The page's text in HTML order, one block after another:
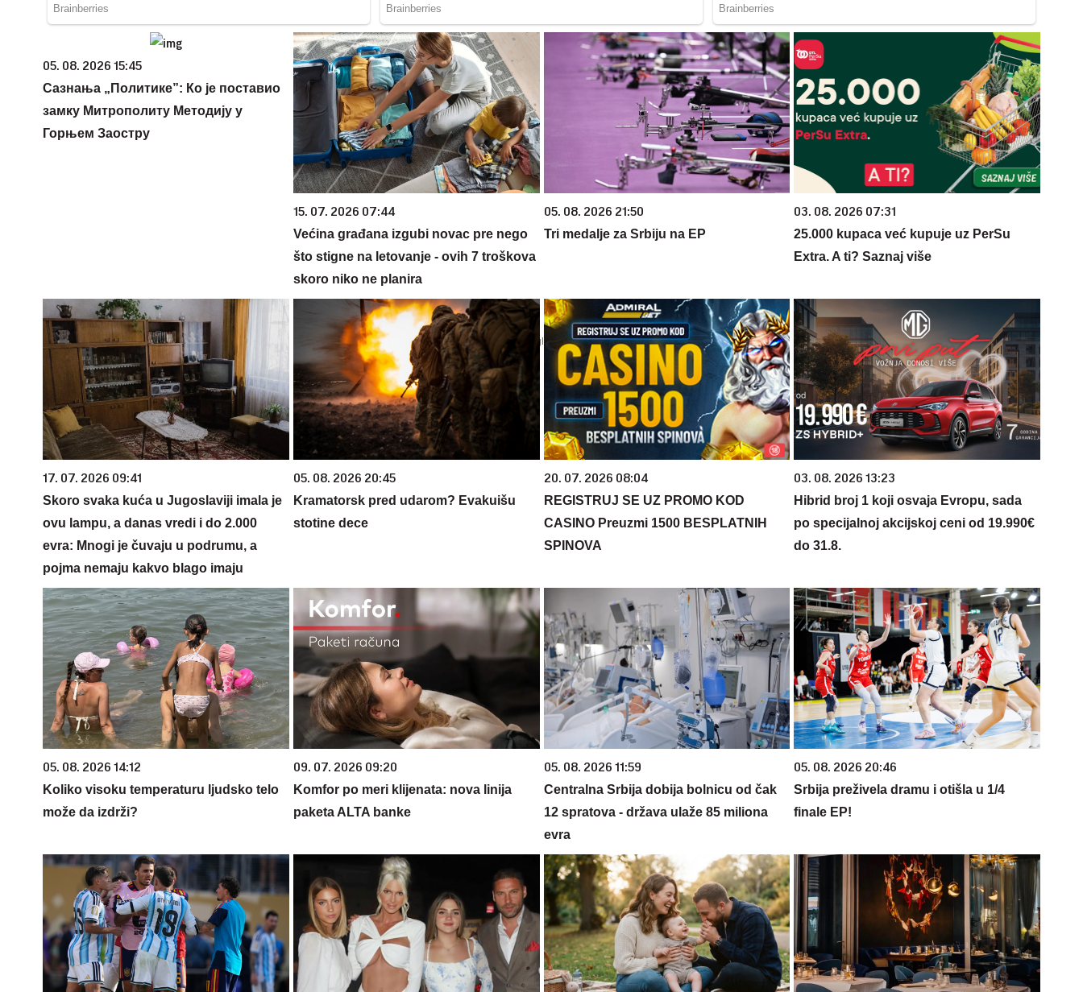
05. 08. 2026 15:45
Сазнања „Политике”: Ко је поставио
замку Митрополиту Методију у
Горњем Заостру
15. 07. 2026 07:44
Većina građana izgubi novac pre nego
što stigne na letovanje - ovih 7 troškova
skoro niko ne planira
05. 08. 2026 21:50
Tri medalje za Srbiju na EP
03. 08. 2026 07:31
25.000 kupaca već kupuje uz PerSu
Extra. A ti? Saznaj više
17. 07. 2026 09:41
Skoro svaka kuća u Jugoslaviji imala je
ovu lampu, a danas vredi i do 2.000
evra: Mnogi je čuvaju u podrumu, a
pojma nemaju kakvo blago imaju
05. 08. 2026 20:45
Kramatorsk pred udarom? Evakuišu
stotine dece
20. 07. 2026 08:04
REGISTRUJ SE UZ PROMO KOD
CASINO Preuzmi 1500 BESPLATNIH
SPINOVA
03. 08. 2026 13:23
Hibrid broj 1 koji osvaja Evropu, sada
po specijalnoj akcijskoj ceni od 19.990€
do 31.8.
05. 08. 2026 14:12
Koliko visoku temperaturu ljudsko telo
može da izdrži?
09. 07. 2026 09:20
Komfor po meri klijenata: nova linija
paketa ALTA banke
05. 08. 2026 11:59
Centralna Srbija dobija bolnicu od čak
12 spratova - država ulaže 85 miliona
evra
05. 08. 2026 20:46
Srbija preživela dramu i otišla u 1/4
finale EP!